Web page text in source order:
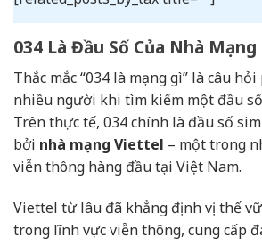
034 Là Đầu Số Của Nhà Mạng
Thắc mắc “034 là mạng gì” là câu
nhiều người khi tìm kiếm một đầu số
Trên thực tế, 034 chính là đầu số
bởi nhà mạng Viettel – một trong
viễn thông hàng đầu tại Việt Nam.
Viettel từ lâu đã khẳng định vị thế
trong lĩnh vực viễn thông, cung cấp